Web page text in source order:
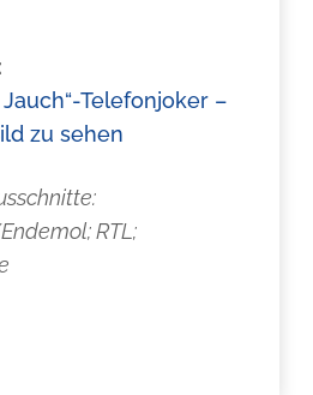
Telefonjoker –
zu sehen
RTL;